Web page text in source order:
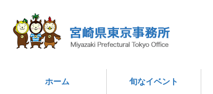
ホーム 旬なイベント